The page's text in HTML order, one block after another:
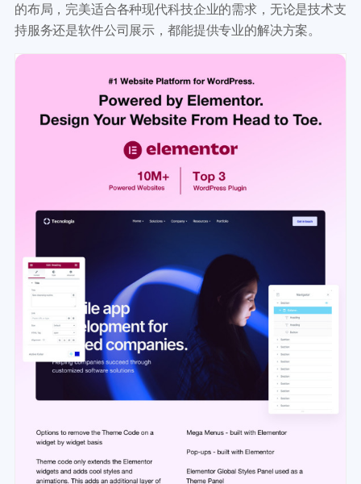
的布局，完美适合各种现代科技企业的需求，无论是技术支
持服务还是软件公司展示，都能提供专业的解决方案。